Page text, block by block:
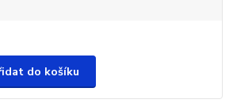
do košíku